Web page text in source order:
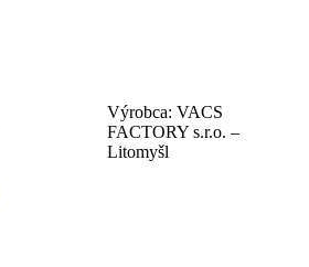
Výrobca: VACS
FACTORY s.r.o. –
Litomyšl